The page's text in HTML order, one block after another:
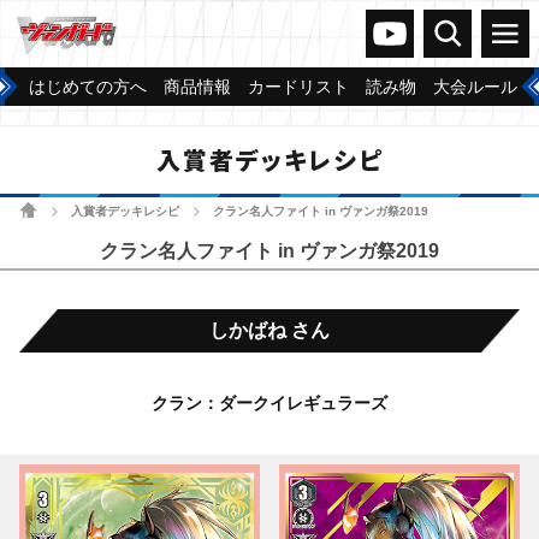
ヴァンガードch
検索 メニュー
はじめての方へ 商品情報 カードリスト 読み物 大会ルール
入賞者デッキレシピ
ホーム 入賞者デッキレシピ クラン名人ファイト in ヴァンガ祭2019
クラン名人ファイト in ヴァンガ祭2019
しかばね さん
クラン：ダークイレギュラーズ